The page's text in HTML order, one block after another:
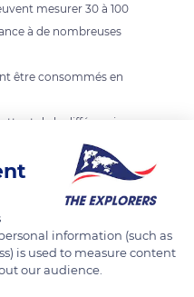
mesurer 30 à 100
à de nombreuses
être consommés en
de le différencier
5 pétales jaunes qui
information (such as
is used to measure content
our audience.